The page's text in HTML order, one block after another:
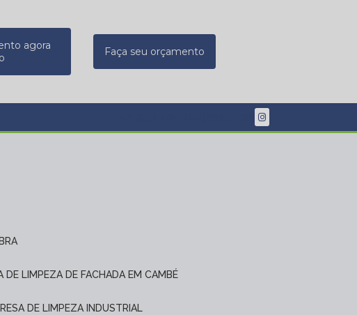
agora
Faça seu orçamento
DE LIMPEZA DE FACHADA EM CAMBÉ
DE LIMPEZA INDUSTRIAL